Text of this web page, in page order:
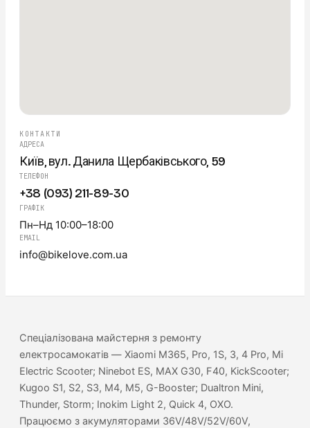
КОНТАКТИ
АДРЕСА
Київ, вул. Данила Щербаківського, 59
ТЕЛЕФОН
+38 (093) 211-89-30
ГРАФІК
Пн–Нд 10:00–18:00
EMAIL
info@bikelove.com.ua
Спеціалізована майстерня з ремонту
електросамокатів — Xiaomi M365, Pro, 1S, 3, 4 Pro, Mi
Electric Scooter; Ninebot ES, MAX G30, F40, KickScooter;
Kugoo S1, S2, S3, M4, M5, G-Booster; Dualtron Mini,
Thunder, Storm; Inokim Light 2, Quick 4, OXO.
Працюємо з акумуляторами 36V/48V/52V/60V,